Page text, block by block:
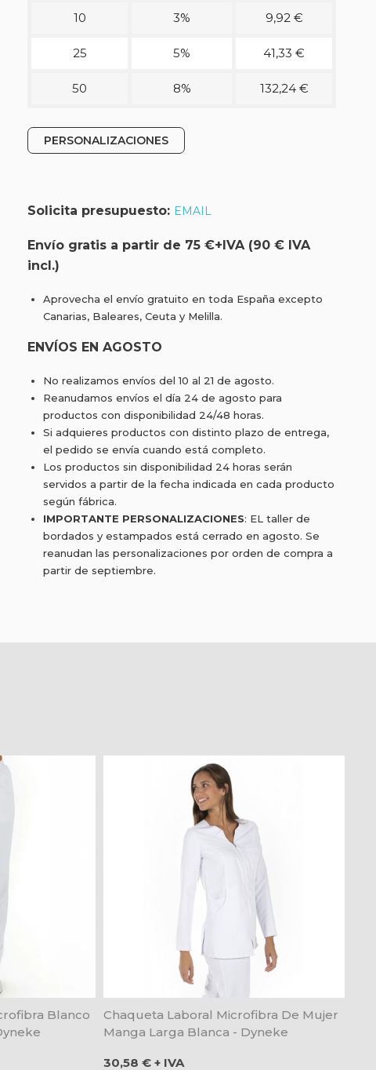
10 3% 9,92 €
25 5% 41,33 €
50 8% 132,24 €
PERSONALIZACIONES
Solicita presupuesto: EMAIL
Envío gratis a partir de 75 €+IVA (90 € IVA
incl.)
Aprovecha el envío gratuito en toda España excepto
Canarias, Baleares, Ceuta y Melilla.
ENVÍOS EN AGOSTO
No realizamos envíos del 10 al 21 de agosto.
Reanudamos envíos el día 24 de agosto para
productos con disponibilidad 24/48 horas.
Si adquieres productos con distinto plazo de entrega,
el pedido se envía cuando está completo.
Los productos sin disponibilidad 24 horas serán
servidos a partir de la fecha indicada en cada producto
según fábrica.
IMPORTANTE PERSONALIZACIONES: EL taller de
bordados y estampados está cerrado en agosto. Se
reanudan las personalizaciones por orden de compra a
partir de septiembre.
Blanco
Chaqueta Laboral Microfibra De Mujer
Manga Larga Blanca - Dyneke
Precio
30,58 € + IVA